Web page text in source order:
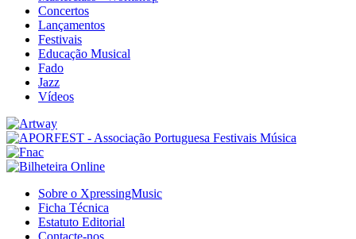
Concertos
Lançamentos
Festivais
Educação Musical
Fado
Jazz
Vídeos
Sobre o XpressingMusic
Ficha Técnica
Estatuto Editorial
Contacte-nos